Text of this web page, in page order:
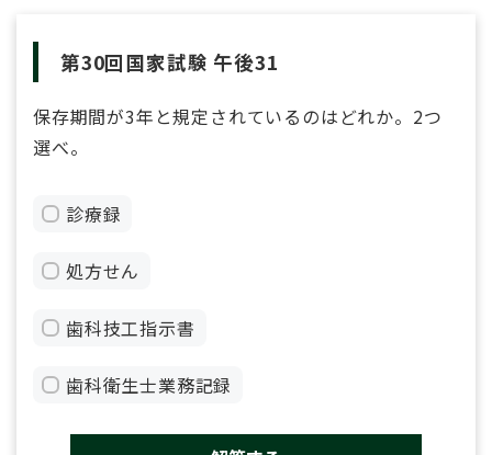
第30回国家試験 午後31
保存期間が3年と規定されているのはどれか。2つ
選べ。
診療録
処方せん
歯科技工指示書
歯科衛生士業務記録